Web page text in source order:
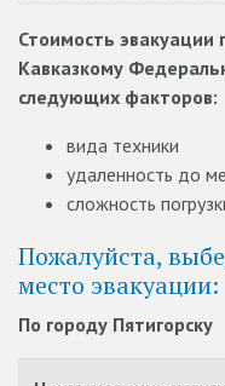
Стоимость эвакуации
Кавказкому
следующих факторов:
вида техники
удаленность до
сложность
Пожалуйста,
место эвакуации:
По городу Пятигорску